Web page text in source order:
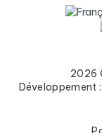
2026
Développement